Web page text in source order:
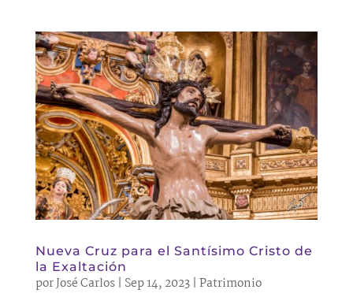
Nueva Cruz para el Santísimo Cristo de
la Exaltación
porJosé Carlos| Sep 14, 2023| Patrimonio